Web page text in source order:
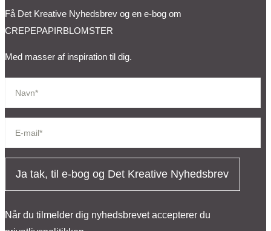
Få Det Kreative Nyhedsbrev og en e-bog om
CREPEPAPIRBLOMSTER
Med masser af inspiration til dig.
Ja tak, til e-bog og Det Kreative Nyhedsbrev
Når du tilmelder dig nyhedsbrevet accepterer du